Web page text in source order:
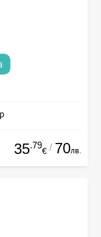
35.79
€ / 70лв.